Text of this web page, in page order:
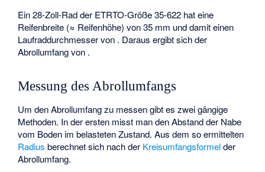
Ein 28-Zoll-Rad der ETRTO-Größe 35-622 hat eine
Reifenbreite (≈ Reifenhöhe) von 35 mm und damit einen
Laufraddurchmesser von . Daraus ergibt sich der
Abrollumfang von .
Messung des Abrollumfangs
Um den Abrollumfang zu messen gibt es zwei gängige
Methoden. In der ersten misst man den Abstand der Nabe
vom Boden im belasteten Zustand. Aus dem so ermittelten
Radius berechnet sich nach der Kreisumfangsformelder
Abrollumfang.